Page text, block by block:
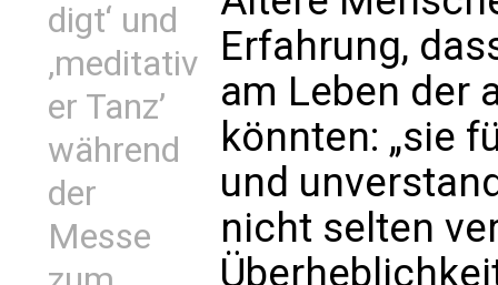
digt‘ und
‚meditativ
er Tanz’
während
der
Messe
Erfahrung,
am Leben der
könnten: „sie
und
nicht selten